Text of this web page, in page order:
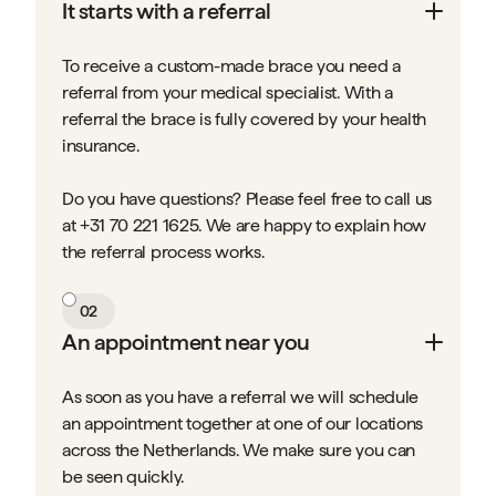
It starts with a referral
To receive a custom-made brace you need a
referral from your medical specialist. With a
referral the brace is fully covered by your health
insurance.
Do you have questions? Please feel free to call us
at +31 70 221 1625. We are happy to explain how
the referral process works.
02
An appointment near you
As soon as you have a referral we will schedule
an appointment together at one of our locations
across the Netherlands. We make sure you can
be seen quickly.